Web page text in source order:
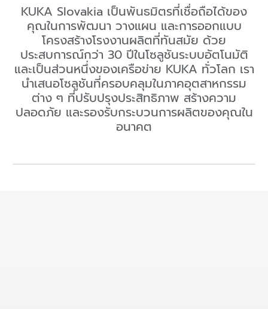
KUKA Slovakia เป็นพันธมิตรที่เชื่อถือได้ของ
คุณในการพัฒนา วางแผน และการออกแบบ
โครงสร้างโรงงานผลิตที่ทันสมัย ด้วย
ประสบการณ์กว่า 30 ปีในโซลูชันระบบอัตโนมัติ
และเป็นส่วนหนึ่งของเครือข่าย KUKA ทั่วโลก เรา
นําเสนอโซลูชันที่ครอบคลุมในภาคอุตสาหกรรม
ต่าง ๆ ที่ปรับปรุงประสิทธิภาพ สร้างความ
ปลอดภัย และรองรับกระบวนการผลิตของคุณใน
อนาคต